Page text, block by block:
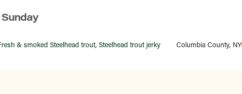
& smoked Steelhead trout, Steelhead trout jerky Columbia County, NY